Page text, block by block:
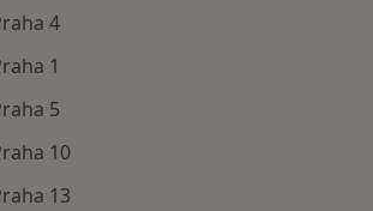
4
1
5
10
13